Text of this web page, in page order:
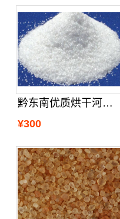
黔东南优质烘干河砂公司
¥300